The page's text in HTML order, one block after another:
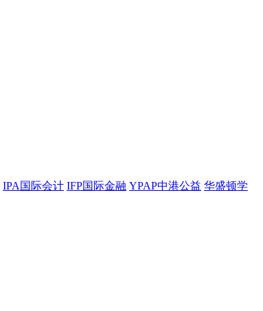
IPA国际会计 IFP国际金融 YPAP中港公益 华盛顿学